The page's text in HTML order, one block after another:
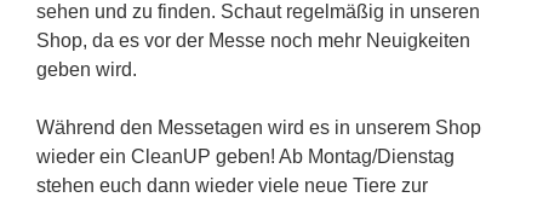
sehen und zu finden. Schaut regelmäßig in unseren
Shop, da es vor der Messe noch mehr Neuigkeiten
geben wird.
Während den Messetagen wird es in unserem Shop
wieder ein CleanUP geben! Ab Montag/Dienstag
stehen euch dann wieder viele neue Tiere zur